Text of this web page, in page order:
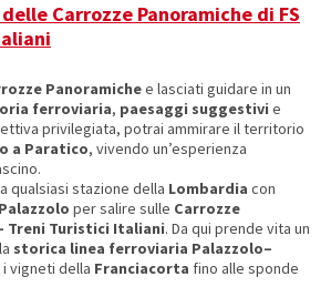
Carrozze Panoramiche di FS
Panoramichee lasciati guidare in un
ferroviaria, paesaggi suggestivi e
privilegiata, potrai ammirare il territorio
a Paratico, vivendo un’esperienza
qualsiasi stazione della Lombardia con
Palazzolo per salire sulle Carrozze
Treni Turistici Italiani. Da qui prende vita un
storica linea ferroviaria Palazzolo–
vigneti della Franciacorta fino alle sponde